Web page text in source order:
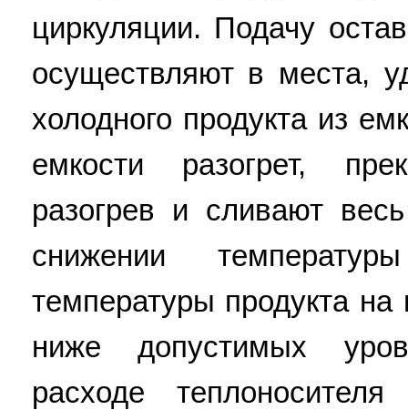
циркуляции. Подачу
осуществляют в места,
холодного продукта из
емкости разогрет,
разогрев и сливают
снижении
температуры продукта
ниже допустимых
расходе